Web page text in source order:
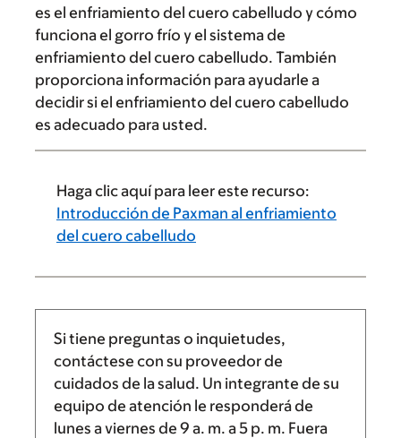
es el enfriamiento del cuero cabelludo y cómo
funciona el gorro frío y el sistema de
enfriamiento del cuero cabelludo. También
proporciona información para ayudarle a
decidir si el enfriamiento del cuero cabelludo
es adecuado para usted.
Haga clic aquí para leer este recurso:
Introducción de Paxman al enfriamiento
del cuero cabelludo
Si tiene preguntas o inquietudes,
contáctese con su proveedor de
cuidados de la salud. Un integrante de su
equipo de atención le responderá de
lunes a viernes de 9 a. m. a5 p. m. Fuera